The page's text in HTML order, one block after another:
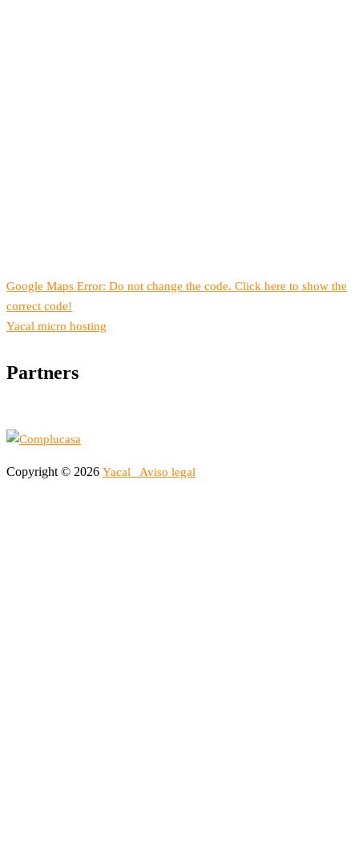
Google Maps Error: Do not change the code. Click here to show the
correct code!
Yacal micro hosting
Partners
Copyright © 2026 Yacal Aviso legal